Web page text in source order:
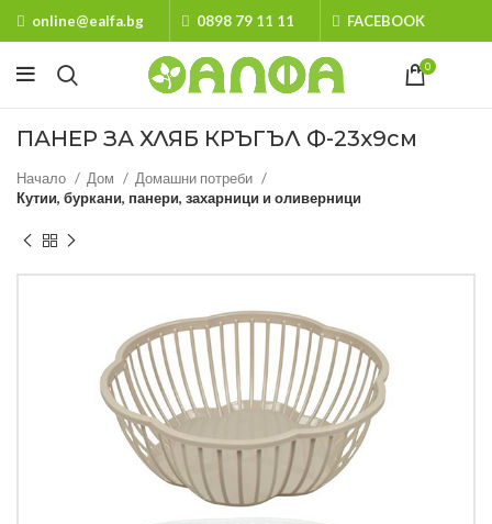
online@ealfa.bg 0898 79 11 11 FACEBOOK
0
ПАНЕР ЗА ХЛЯБ КРЪГЪЛ Ф-23х9см
Начало Дом
Домашни потреби
Кутии, буркани, панери, захарници и оливерници